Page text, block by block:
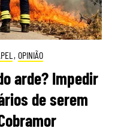
, OPINIÃO
arde? Impedir
de serem